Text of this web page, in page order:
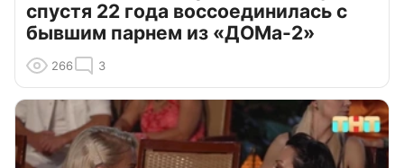
спустя 22 года воссоединилась с
бывшим парнем из «ДОМа-2»
266 3